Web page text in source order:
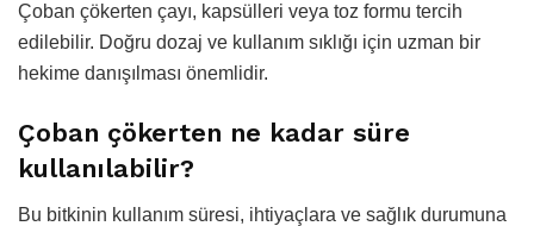
Çoban çökerten çayı, kapsülleri veya toz formu tercih
edilebilir. Doğru dozaj ve kullanım sıklığı için uzman bir
hekime danışılması önemlidir.
Çoban çökerten ne kadar süre
kullanılabilir?
Bu bitkinin kullanım süresi, ihtiyaçlara ve sağlık durumuna